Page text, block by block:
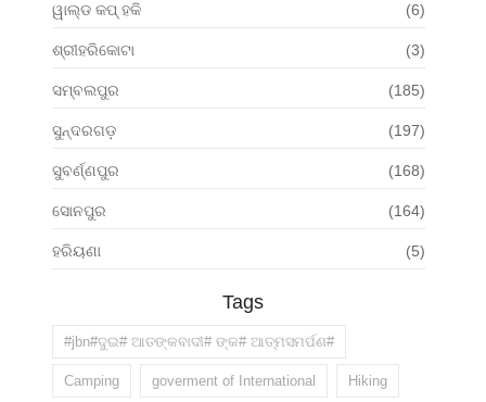
ୱାଲ୍ଡ କପ୍ ହକି (6)
ଶ୍ରୀହରିକୋଟା (3)
ସମ୍ବଲପୁର (185)
ସୁନ୍ଦରଗଡ଼ (197)
ସୁବର୍ଣ୍ଣପୁର (168)
ସୋନପୁର (164)
ହରିୟଣା (5)
Tags
#jbn#ଦୁଇ# ଆତଙ୍କବାଦୀ# ଙ୍କ# ଆତ୍ମସମର୍ପଣ#
Camping goverment of International Hiking